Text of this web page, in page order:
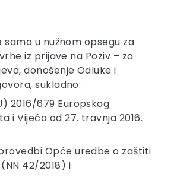
u nužnom opsegu za
iz prijave na Poziv – za
donošenje Odluke i
sukladno:
2016/679 Europskog
i Vijeća od 27. travnja 2016.
Opće uredbe o zaštiti
42/2018) i